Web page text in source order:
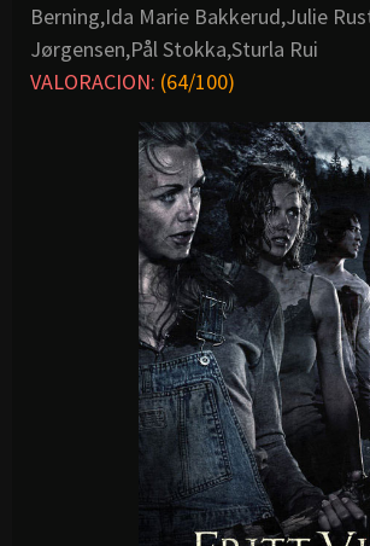
Berning,Ida Marie Bakkerud,Julie
Jørgensen,Pål Stokka,Sturla Rui
VALORACION: (64/100)